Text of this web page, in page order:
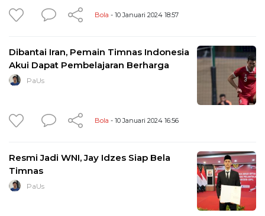
Bola - 10 Januari 2024 18:57
Dibantai Iran, Pemain Timnas Indonesia
Akui Dapat Pembelajaran Berharga
PaUs
Bola - 10 Januari 2024 16:56
Resmi Jadi WNI, Jay Idzes Siap Bela
Timnas
PaUs